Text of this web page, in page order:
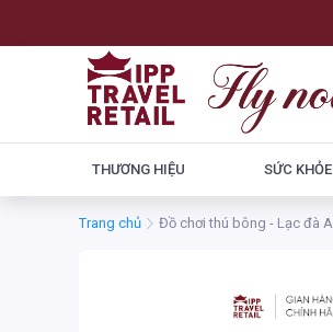
THƯƠNG HIỆU SỨC
Trang chủ